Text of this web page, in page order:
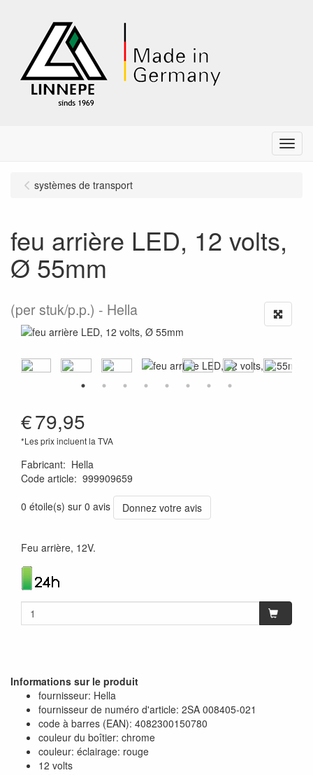
Menu
systèmes de transport
feu arrière LED, 12 volts,
Ø 55mm
(per stuk/p.p.) Hella
€79,95
*Les prix incluent la TVA
Fabricant: Hella
Code article: 999909659
0 étoile(s) sur 0 avis
Donnez votre avis
Feu arrière, 12V.
Informations sur le produit
fournisseur: Hella
fournisseur de numéro d'article: 2SA 008405-021
code à barres (EAN): 4082300150780
couleur du boîtier: chrome
couleur: éclairage: rouge
12 volts